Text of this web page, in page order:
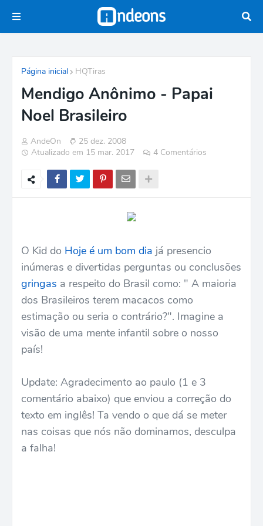
Página inicial HQTiras
Mendigo Anônimo - Papai
Noel Brasileiro
AndeOn
25 dez. 2008
Atualizado em 15 mar. 2017
4 Comentários
O Kid do Hoje é um bom dia já presencio
inúmeras e divertidas perguntas ou conclusões
gringas a respeito do Brasil como: " A maioria
dos Brasileiros terem macacos como
estimação ou seria o contrário?". Imagine a
visão de uma mente infantil sobre o nosso
país!
Update: Agradecimento ao paulo (1 e 3
comentário abaixo) que enviou a correção do
texto em inglês! Ta vendo o que dá se meter
nas coisas que nós não dominamos, desculpa
a falha!